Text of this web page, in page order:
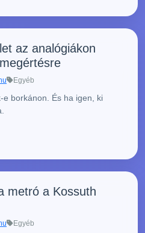
az analógiákon
Egyéb
e borkánon. És ha igen, ki
metró a Kossuth
Egyéb